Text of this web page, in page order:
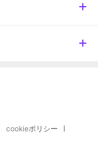
cookieポリシー